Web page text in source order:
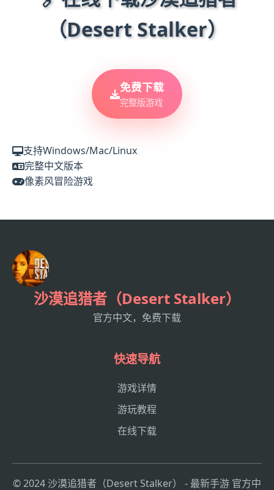
（Desert Stalker）
免费下载
完整版游戏
支持Windows/Mac/Linux
完整中文版本
像素风冒险游戏
沙漠追猎者（Desert Stalker）
官方中文，免费下载
快速导航
游戏详情
游玩教程
在线下载
© 2024 沙漠追猎者（Desert Stalker） - 最新手游 官方中